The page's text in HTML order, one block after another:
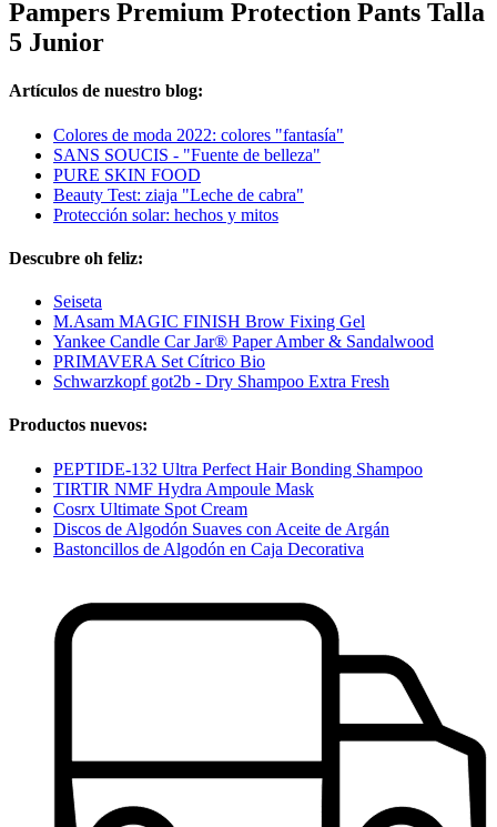
Pampers Premium Protection Pants Talla
5 Junior
Artículos de nuestro blog:
Colores de moda 2022: colores "fantasía"
SANS SOUCIS - "Fuente de belleza"
PURE SKIN FOOD
Beauty Test: ziaja "Leche de cabra"
Protección solar: hechos y mitos
Descubre oh feliz:
Seiseta
M.Asam MAGIC FINISH Brow Fixing Gel
Yankee Candle Car Jar® Paper Amber & Sandalwood
PRIMAVERA Set Cítrico Bio
Schwarzkopf got2b - Dry Shampoo Extra Fresh
Productos nuevos:
PEPTIDE-132 Ultra Perfect Hair Bonding Shampoo
TIRTIR NMF Hydra Ampoule Mask
Cosrx Ultimate Spot Cream
Discos de Algodón Suaves con Aceite de Argán
Bastoncillos de Algodón en Caja Decorativa